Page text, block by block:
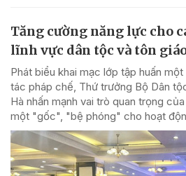
Tăng cường năng lực cho
lĩnh vực dân tộc và tôn
Phát biểu khai mạc lớp tập huấn
tác pháp chế, Thứ trưởng Bộ Dân
Hà nhấn mạnh vai trò quan trọng
một "gốc", "bệ phóng" cho hoạt